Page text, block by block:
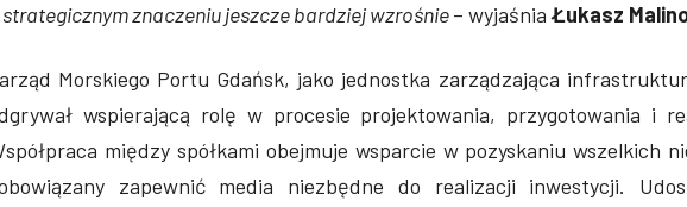
znaczeniu jeszcze bardziej wzrośnie– wyjaśniaŁukasz
Morskiego Portu Gdańsk, jako jednostka zarządzająca
wspierającą rolę w procesie projektowania, przygotowania i
między spółkami obejmuje wsparcie w pozyskaniu wszelkich
zapewnić media niezbędne do realizacji inwestycji.